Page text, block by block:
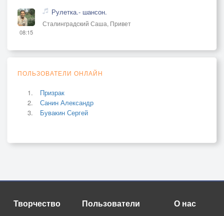
08:15
Рулетка.- шансон.
Сталинградский Саша, Привет
ПОЛЬЗОВАТЕЛИ ОНЛАЙН
Призрак
Санин Александр
Бувакин Сергей
Творчество Пользователи О нас